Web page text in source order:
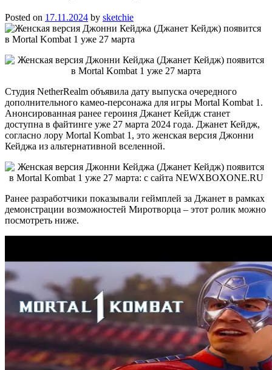
Posted on 17.11.2024 by sketchie
Студия NetherRealm объявила дату выпуска очередного
дополнительного камео-персонажа для игры Mortal Kombat 1.
Анонсированная ранее героиня Джанет Кейдж станет
доступна в файтинге уже 27 марта 2024 года. Джанет Кейдж,
согласно лору Mortal Kombat 1, это женская версия Джонни
Кейджа из альтернативной вселенной.
Ранее разработчики показывали геймплей за Джанет в рамках
демонстрации возможностей Миротворца – этот ролик можно
посмотреть ниже.